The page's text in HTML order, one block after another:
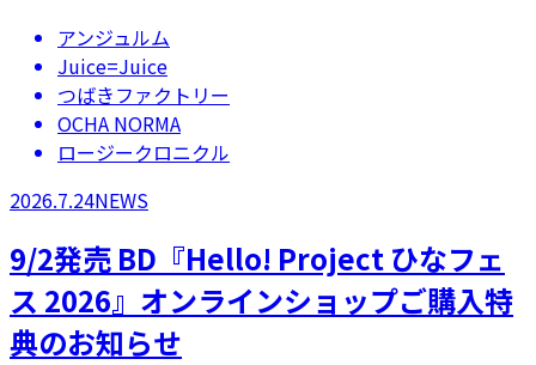
アンジュルム
Juice=Juice
つばきファクトリー
OCHA NORMA
ロージークロニクル
2026.7.24NEWS
9/2発売 BD『Hello! Project ひなフェ
ス 2026』オンラインショップご購入特
典のお知らせ